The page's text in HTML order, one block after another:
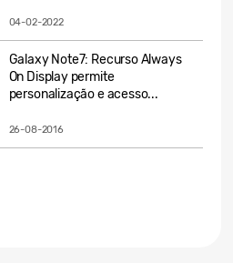
04-02-2022
Galaxy Note7: Recurso Always
On Display permite
personalização e acesso...
26-08-2016